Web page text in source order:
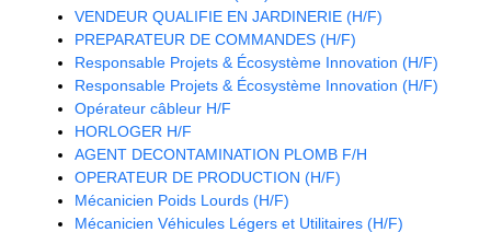
VENDEUR QUALIFIE EN JARDINERIE (H/F)
PREPARATEUR DE COMMANDES (H/F)
Responsable Projets & Écosystème Innovation (H/F)
Responsable Projets & Écosystème Innovation (H/F)
Opérateur câbleur H/F
HORLOGER H/F
AGENT DECONTAMINATION PLOMB F/H
OPERATEUR DE PRODUCTION (H/F)
Mécanicien Poids Lourds (H/F)
Mécanicien Véhicules Légers et Utilitaires (H/F)